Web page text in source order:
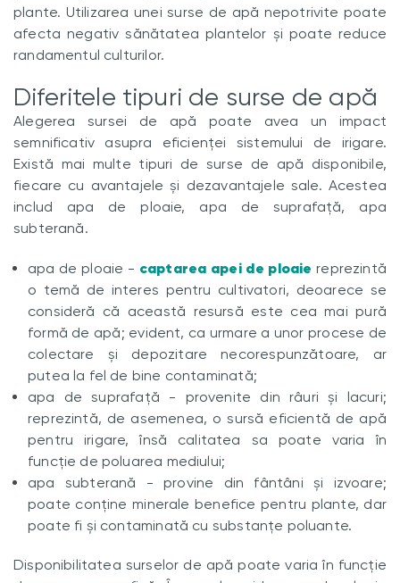
plante. Utilizarea unei surse de apă nepotrivite poate
afecta negativ sănătatea plantelor și poate reduce
randamentul culturilor.
Diferitele tipuri de surse de apă
Alegerea sursei de apă poate avea un impact
semnificativ asupra eficienței sistemului de irigare.
Există mai multe tipuri de surse de apă disponibile,
fiecare cu avantajele și dezavantajele sale. Acestea
includ apa de ploaie, apa de suprafață, apa
subterană.
apa de ploaie - captarea apei de ploaie reprezintă
o temă de interes pentru cultivatori, deoarece se
consideră că această resursă este cea mai pură
formă de apă; evident, ca urmare a unor procese de
colectare și depozitare necorespunzătoare, ar
putea la fel de bine contaminată;
apa de suprafață - provenite din râuri și lacuri;
reprezintă, de asemenea, o sursă eficientă de apă
pentru irigare, însă calitatea sa poate varia în
funcție de poluarea mediului;
apa subterană - provine din fântâni și izvoare;
poate conține minerale benefice pentru plante, dar
poate fi și contaminată cu substanțe poluante.
Disponibilitatea surselor de apă poate varia în funcție